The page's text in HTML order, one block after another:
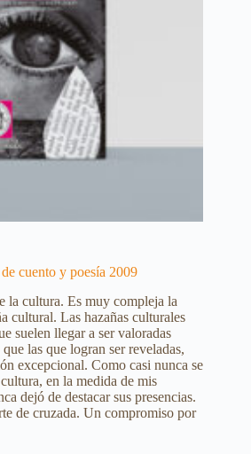
cuento y poesía 2009
la cultura. Es muy compleja la
cultural. Las hazañas culturales
suelen llegar a ser valoradas
las que logran ser reveladas,
excepcional. Como casi nunca se
en la medida de mis
dejó de destacar sus presencias.
de cruzada. Un compromiso por